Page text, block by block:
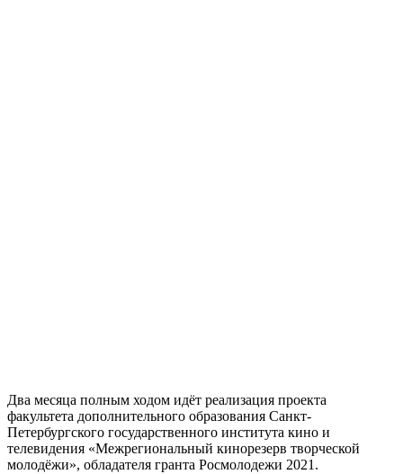
Два месяца полным ходом идёт реализация проекта
факультета дополнительного образования Санкт-
Петербургского государственного института кино и
телевидения «Межрегиональный кинорезерв творческой
молодёжи», обладателя гранта Росмолодежи 2021.